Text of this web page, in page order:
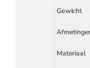
Gewicht
Materiaal